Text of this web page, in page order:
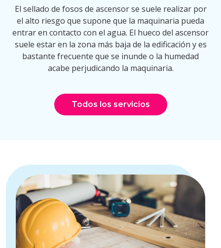
El sellado de fosos de ascensor se suele realizar por
el alto riesgo que supone que la maquinaria pueda
entrar en contacto con el agua. El hueco del ascensor
suele estar en la zona más baja de la edificación y es
bastante frecuente que se inunde o la humedad
acabe perjudicando la maquinaria.
Todos los servicios